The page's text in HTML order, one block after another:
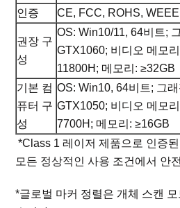
인증 CE, FCC, ROHS,
권장 구
성
OS: Win10/11, 64비트;
GTX1060; 비디오 메모
11800H; 메모리: ≥32GB
기본 컴
퓨터 구
성
OS: Win10, 64비트; 그
GTX1050; 비디오 메모
7700H; 메모리: ≥16GB
*Class 1 레이저 제품으로 인증
모든 정상적인 사용 조건에서 안
*글로벌 마커 정렬은 개체 스캔